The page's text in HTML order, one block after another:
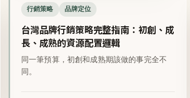
行銷策略 品牌定位
台灣品牌行銷策略完整指南：初創、成
長、成熟的資源配置邏輯
同一筆預算，初創和成熟期該做的事完全不
同。